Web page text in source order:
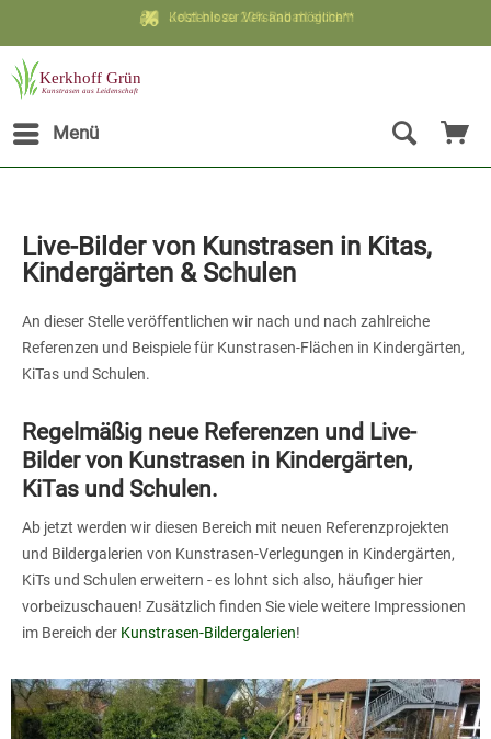
Jetzt bis zu 20% Rabatt sichern
Kostenloser Versand möglich**
Menü
Live-Bilder von Kunstrasen in Kitas,
Kindergärten & Schulen
An dieser Stelle veröffentlichen wir nach und nach zahlreiche
Referenzen und Beispiele für Kunstrasen-Flächen in Kindergärten,
KiTas und Schulen.
Regelmäßig neue Referenzen und Live-
Bilder von Kunstrasen in Kindergärten,
KiTas und Schulen.
Ab jetzt werden wir diesen Bereich mit neuen Referenzprojekten
und Bildergalerien von Kunstrasen-Verlegungen in Kindergärten,
KiTs und Schulen erweitern - es lohnt sich also, häufiger hier
vorbeizuschauen! Zusätzlich finden Sie viele weitere Impressionen
im Bereich der Kunstrasen-Bildergalerien!